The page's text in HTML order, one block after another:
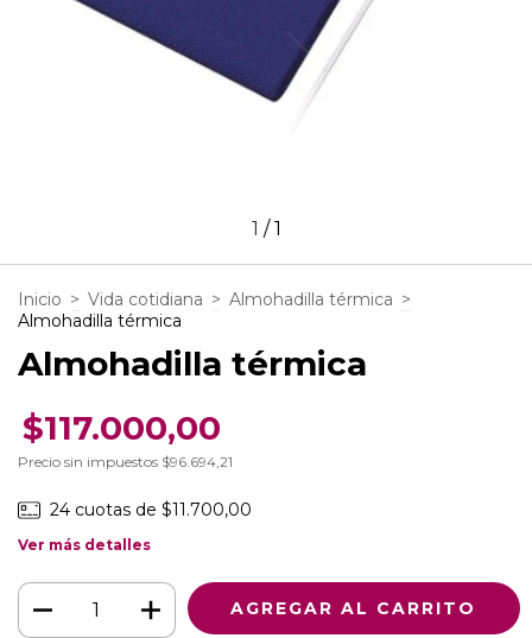
1 /1
Inicio > Vida cotidiana > Almohadilla térmica >
Almohadilla térmica
Almohadilla térmica
$117.000,00
Precio sin impuestos $96.694,21
24 cuotas de $11.700,00
Ver más detalles